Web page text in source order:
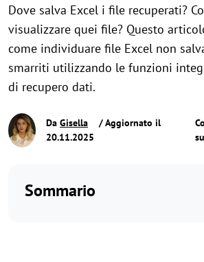
Dove salva Excel i file recuperati?
visualizzare quei file? Questo
come individuare file Excel non
smarriti utilizzando le funzioni
di recupero dati.
Da Gisella
/ Aggiornato il
20.11.2025
Sommario